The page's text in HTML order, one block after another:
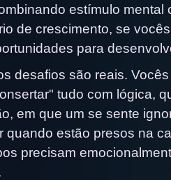
estímulo mental
de crescimento, se
para
desafios são reais.
tudo com lógica,
em que um se sente
quando estão presos na
precisam